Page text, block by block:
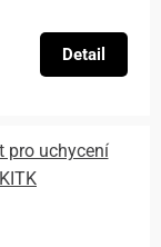
Detail
pro uchycení